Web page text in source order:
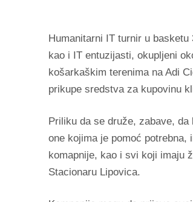
Humanitarni IT turnir u
kao i IT entuzijasti, okupljeni
košarkaškim terenima na Adi
prikupe sredstva za kupovinu
Priliku da se druže, zabave,
one kojima je pomoć
komapnije, kao i svi koji imaju
Stacionaru Lipovica.